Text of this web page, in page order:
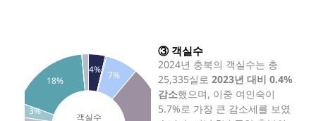
4% 7%
3%
18%
객실수
③ 객실수
2024년 충북의 객실수는 총
25,335실로 2023년 대비 0.4%
감소했으며, 이중 여인숙이
5.7%로 가장 큰 감소세를 보였